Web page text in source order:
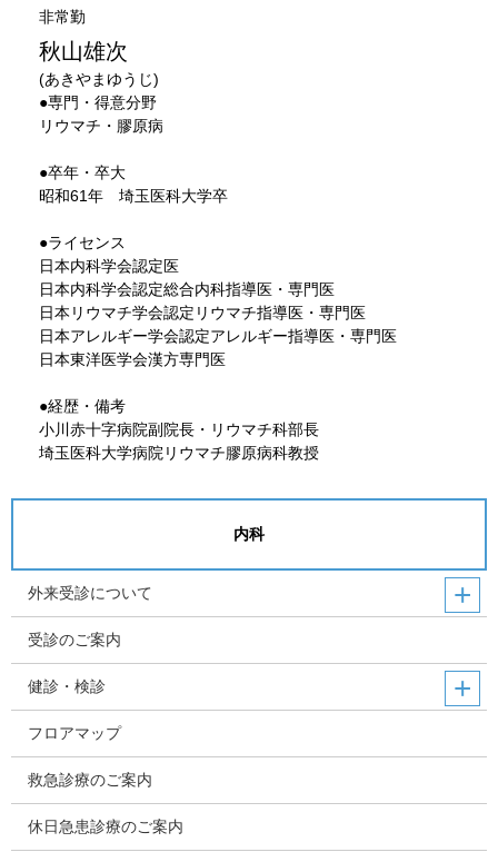
非常勤
秋山雄次
(あきやまゆうじ)
●専門・得意分野
リウマチ・膠原病
●卒年・卒大
昭和61年 埼玉医科大学卒
●ライセンス
日本内科学会認定医
日本内科学会認定総合内科指導医・専門医
日本リウマチ学会認定リウマチ指導医・専門医
日本アレルギー学会認定アレルギー指導医・専門医
日本東洋医学会漢方専門医
●経歴・備考
小川赤十字病院副院長・リウマチ科部長
埼玉医科大学病院リウマチ膠原病科教授
内科
外来受診について
受診のご案内
健診・検診
フロアマップ
救急診療のご案内
休日急患診療のご案内